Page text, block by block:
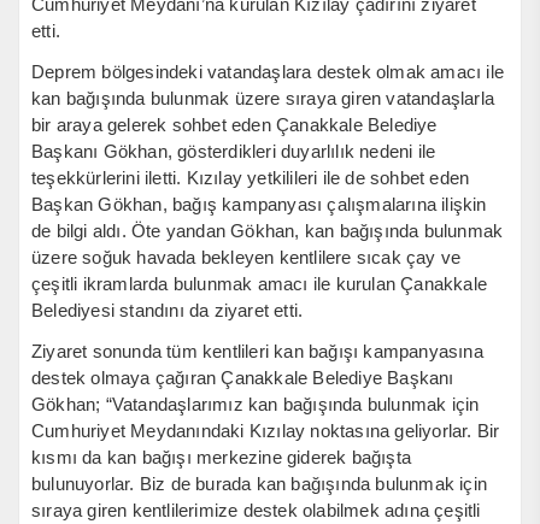
etti.
Deprem bölgesindeki vatandaşlara destek olmak amacı ile
kan bağışında bulunmak üzere sıraya giren vatandaşlarla
bir araya gelerek sohbet eden Çanakkale Belediye
Başkanı Gökhan, gösterdikleri duyarlılık nedeni ile
teşekkürlerini iletti. Kızılay yetkilileri ile de sohbet eden
Başkan Gökhan, bağış kampanyası çalışmalarına ilişkin
de bilgi aldı. Öte yandan Gökhan, kan bağışında bulunmak
üzere soğuk havada bekleyen kentlilere sıcak çay ve
çeşitli ikramlarda bulunmak amacı ile kurulan Çanakkale
Belediyesi standını da ziyaret etti.
Ziyaret sonunda tüm kentlileri kan bağışı kampanyasına
destek olmaya çağıran Çanakkale Belediye Başkanı
Gökhan; “Vatandaşlarımız kan bağışında bulunmak için
Cumhuriyet Meydanındaki Kızılay noktasına geliyorlar. Bir
kısmı da kan bağışı merkezine giderek bağışta
bulunuyorlar. Biz de burada kan bağışında bulunmak için
sıraya giren kentlilerimize destek olabilmek adına çeşitli